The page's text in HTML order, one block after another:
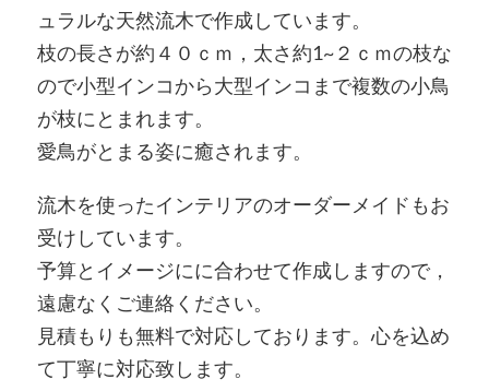
ュラルな天然流木で作成しています。
枝の長さが約４０ｃｍ，太さ約1~２ｃｍの枝な
ので小型インコから大型インコまで複数の小鳥
が枝にとまれます。
愛鳥がとまる姿に癒されます。
流木を使ったインテリアのオーダーメイドもお
受けしています。
予算とイメージにに合わせて作成しますので，
遠慮なくご連絡ください。
見積もりも無料で対応しております。心を込め
て丁寧に対応致します。